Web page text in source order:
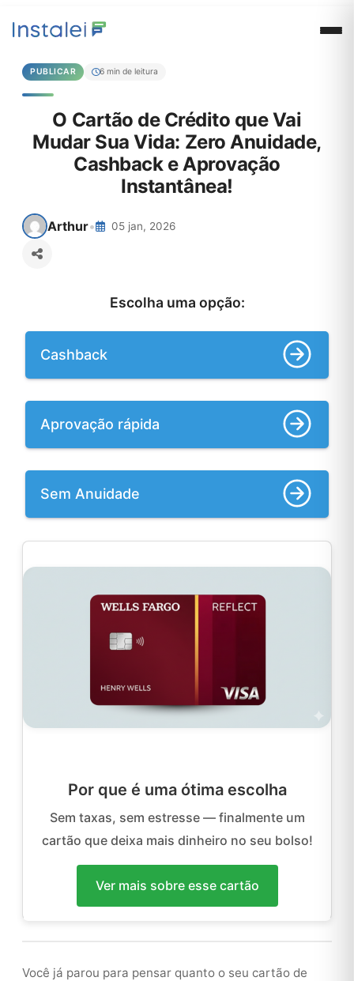
PUBLICAR 6 min de leitura
O Cartão de Crédito que Vai
Mudar Sua Vida: Zero Anuidade,
Cashback e Aprovação
Instantânea!
Arthur• 05 jan, 2026
Escolha uma opção:
Cashback
Aprovação rápida
Sem Anuidade
Por que é uma ótima escolha
Sem taxas, sem estresse — finalmente um
cartão que deixa mais dinheiro no seu bolso!
Ver mais sobre esse cartão
Você já parou para pensar quanto o seu cartão de